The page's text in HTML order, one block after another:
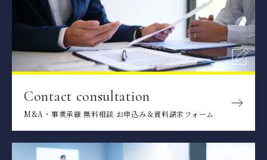
Contact consultation
M&A・事業承継 無料相談 お申込み＆資料請求フォーム